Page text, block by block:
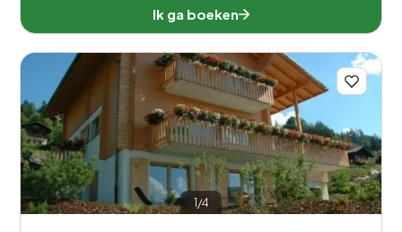
Ik ga boeken
1/4